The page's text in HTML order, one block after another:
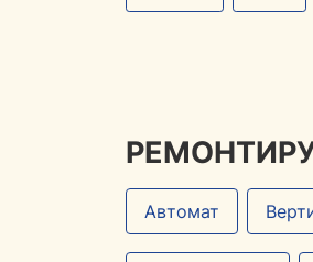
Автомат